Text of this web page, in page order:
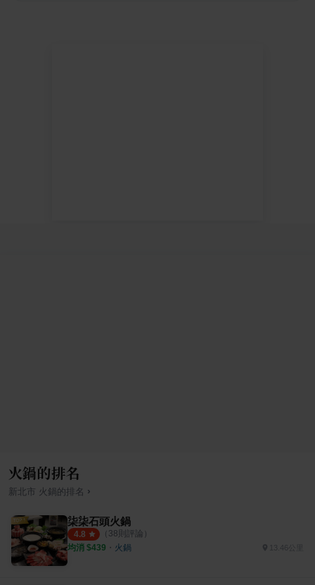
火鍋的排名
新北市 火鍋的排名 ›
柒柒石頭火鍋
4.8 （ 38則評論）
均消 $439 ・ 火鍋 13.46公里